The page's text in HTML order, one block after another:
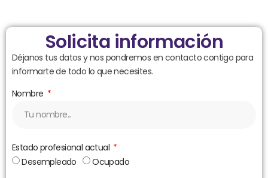
Solicita información
Déjanos tus datos y nos pondremos en contacto contigo para
informarte de todo lo que necesites.
Nombre
Estado profesional actual
Desempleado
Ocupado